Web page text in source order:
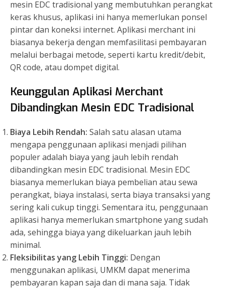
mesin EDC tradisional yang membutuhkan perangkat
keras khusus, aplikasi ini hanya memerlukan ponsel
pintar dan koneksi internet. Aplikasi merchant ini
biasanya bekerja dengan memfasilitasi pembayaran
melalui berbagai metode, seperti kartu kredit/debit,
QR code, atau dompet digital.
Keunggulan Aplikasi Merchant
Dibandingkan Mesin EDC Tradisional
Biaya Lebih Rendah: Salah satu alasan utama
mengapa penggunaan aplikasi menjadi pilihan
populer adalah biaya yang jauh lebih rendah
dibandingkan mesin EDC tradisional. Mesin EDC
biasanya memerlukan biaya pembelian atau sewa
perangkat, biaya instalasi, serta biaya transaksi yang
sering kali cukup tinggi. Sementara itu, penggunaan
aplikasi hanya memerlukan smartphone yang sudah
ada, sehingga biaya yang dikeluarkan jauh lebih
minimal.
Fleksibilitas yang Lebih Tinggi: Dengan
menggunakan aplikasi, UMKM dapat menerima
pembayaran kapan saja dan di mana saja. Tidak